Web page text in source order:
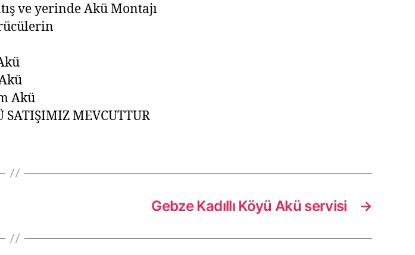
ve yerinde Akü Montajı
Akü
SATIŞIMIZ MEVCUTTUR
→
Gebze Kadıllı Köyü Akü servisi